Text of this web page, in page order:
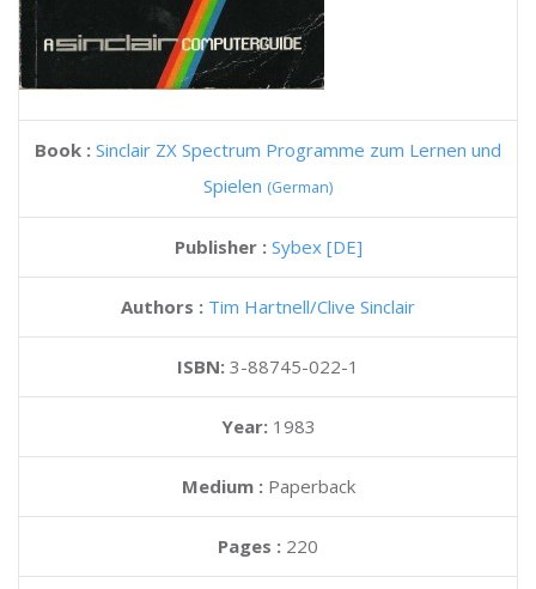
Book : Sinclair ZX Spectrum Programme zum Lernen und
Spielen (German)
Publisher : Sybex [DE]
Authors : Tim Hartnell Clive Sinclair
ISBN: 3-88745-022-1
Year: 1983
Medium :Paperback
Pages : 220